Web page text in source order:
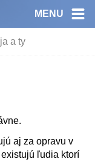
MENU
a ty
aj za opravu v
ľudia ktorí